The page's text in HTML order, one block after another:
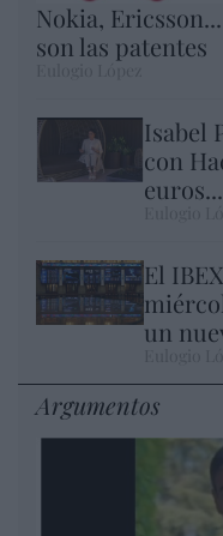
Nokia,
son las patentes
Isabel
con
El
un
Argumentos